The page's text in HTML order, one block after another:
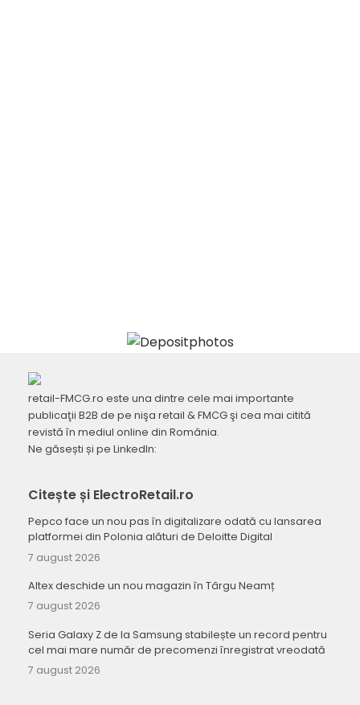
retail-FMCG.ro este una dintre cele mai importante
publicaţii B2B de pe nişa retail & FMCG şi cea mai citită
revistă în mediul online din România.
Ne găsești și pe LinkedIn:
Citește și ElectroRetail.ro
Pepco face un nou pas în digitalizare odată cu lansarea
platformei din Polonia alături de Deloitte Digital
7 august 2026
Altex deschide un nou magazin în Târgu Neamț
7 august 2026
Seria Galaxy Z de la Samsung stabilește un record pentru
cel mai mare număr de precomenzi înregistrat vreodată
7 august 2026